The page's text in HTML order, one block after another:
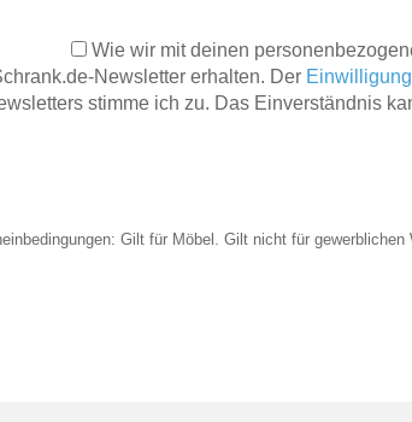
Wie wir mit deinen
Newsletter erhalten. Der
stimme ich zu. Das Einverständnis
Gilt für Möbel. Gilt nicht für